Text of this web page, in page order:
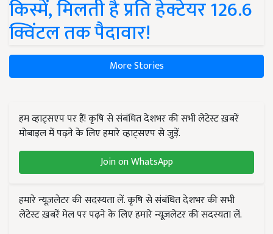
किस्में, मिलती है प्रति हेक्टेयर 126.6
क्विंटल तक पैदावार!
More Stories
हम व्हाट्सएप पर हैं! कृषि से संबंधित देशभर की सभी लेटेस्ट ख़बरें
मोबाइल में पढ़ने के लिए हमारे व्हाट्सएप से जुड़ें.
Join on WhatsApp
हमारे न्यूज़लेटर की सदस्यता लें. कृषि से संबंधित देशभर की सभी
लेटेस्ट ख़बरें मेल पर पढ़ने के लिए हमारे न्यूज़लेटर की सदस्यता लें.